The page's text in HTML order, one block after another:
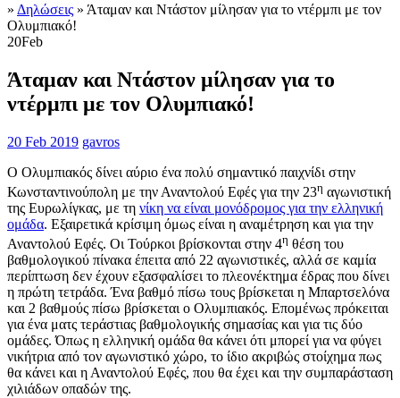
» Δηλώσεις » Άταμαν και Ντάστον μίλησαν για το ντέρμπι με τον
Ολυμπιακό!
20Feb
Άταμαν και Ντάστον μίλησαν για το
ντέρμπι με τον Ολυμπιακό!
20 Feb 2019 gavros
Ο Ολυμπιακός δίνει αύριο ένα πολύ σημαντικό παιχνίδι στην
Κωνσταντινούπολη με την Αναντολού Εφές για την 23η αγωνιστική
της Ευρωλίγκας, με τη νίκη να είναι μονόδρομος για την ελληνική
ομάδα. Εξαιρετικά κρίσιμη όμως είναι η αναμέτρηση και για την
Αναντολού Εφές. Οι Τούρκοι βρίσκονται στην 4η θέση του
βαθμολογικού πίνακα έπειτα από 22 αγωνιστικές, αλλά σε καμία
περίπτωση δεν έχουν εξασφαλίσει το πλεονέκτημα έδρας που δίνει
η πρώτη τετράδα. Ένα βαθμό πίσω τους βρίσκεται η Μπαρτσελόνα
και 2 βαθμούς πίσω βρίσκεται ο Ολυμπιακός. Επομένως πρόκειται
για ένα ματς τεράστιας βαθμολογικής σημασίας και για τις δύο
ομάδες. Όπως η ελληνική ομάδα θα κάνει ότι μπορεί για να φύγει
νικήτρια από τον αγωνιστικό χώρο, το ίδιο ακριβώς στοίχημα πως
θα κάνει και η Αναντολού Εφές, που θα έχει και την συμπαράσταση
χιλιάδων οπαδών της.